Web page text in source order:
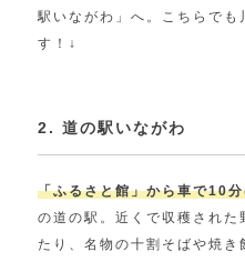
駅いながわ」へ。こちらでも
す！↓
2. 道の駅いながわ
「ふるさと館」から車で10
の道の駅。近くで収穫され
たり、名物の十割そばや焼き